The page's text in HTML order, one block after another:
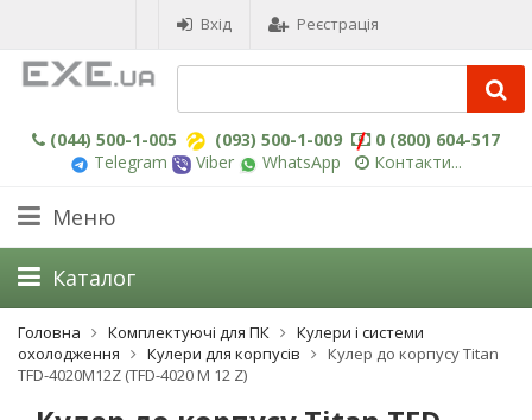
Вхід Реєстрація
(044) 500-1-005 (093) 500-1-009
0 (800) 604-517
Telegram
Viber WhatsApp Контакти...
Меню
Головна Комплектуючі для ПК
Кулери і системи
охолодження
Кулери для корпусів
Кулер до корпусу Titan
TFD-4020M12Z (TFD-4020 M 12 Z)
Каталог